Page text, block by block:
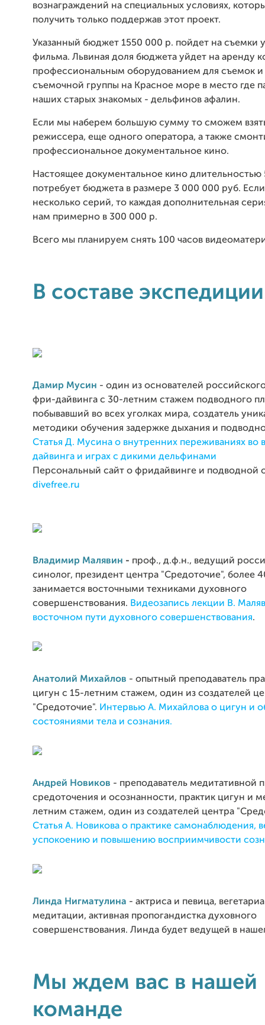
вознаграждений на специальных условиях,
получить только поддержав этот проект.
Указанный бюджет 1550 000 р. пойдет на съемки
фильма. Львиная доля бюджета уйдет на аренду
профессиональным оборудованием для съемок
съемочной группы на Красное море в место где
наших старых знакомых - дельфинов афалин.
Если мы наберем большую сумму то сможем
режиссера, еще одного оператора, а также
профессиональное документальное кино.
Настоящее документальное кино длительностью
потребует бюджета в размере 3 000 000 руб.
несколько серий, то каждая дополнительная
нам примерно в 300 000 р.
Всего мы планируем снять 100 часов
В составе экспедиции
Дамир Мусин - один из основателей
фри-дайвинга с 30-летним стажем подводного
побывавший во всех уголках мира, создатель
методики обучения задержке дыхания и
Статья Д. Мусина о внутренних переживаниях во
дайвинга и играх с дикими дельфинами
Персональный сайт о фридайвинге и подводной
divefree.ru
Владимир Малявин - проф., д.ф.н., ведущий
синолог, президент центра "Средоточие", более
занимается восточными техниками духовного
совершенствования. Видеозапись лекции В.
восточном пути духовного совершенствования.
Анатолий Михайлов - опытный преподаватель
цигун с 15-летним стажем, один из создателей
"Средоточие". Интервью А. Михайлова о цигун и
состояниями тела и сознания.
Андрей Новиков - преподаватель медитативной
средоточения и осознанности, практик цигун и
летним стажем, один из создателей центра
Статья А. Новикова о практике самонаблюдения,
успокоению и повышению восприимчивости
Линда Нигматулина - актриса и певица,
медитации, активная пропогандистка духовного
совершенствования. Линда будет ведущей в
Мы ждем вас в нашей
команде